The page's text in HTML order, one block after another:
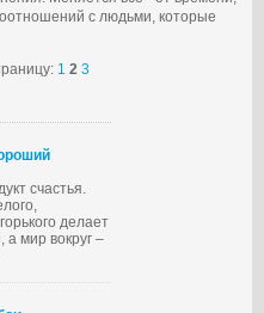
с людьми, которые
1 2 3
счастья.
делает
а мир вокруг –